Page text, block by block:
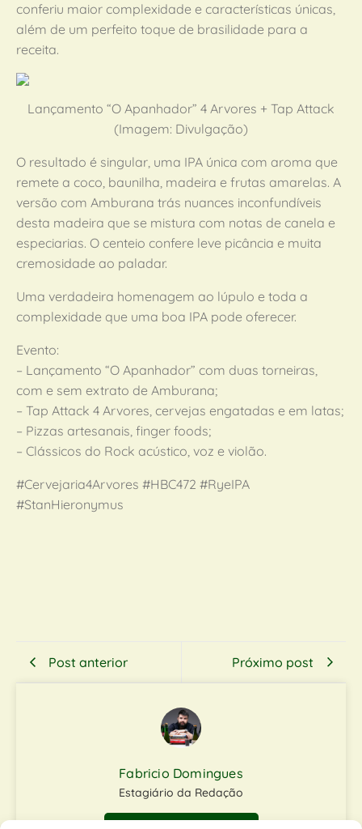
conferiu maior complexidade e características únicas,
além de um perfeito toque de brasilidade para a
receita.
Lançamento “O Apanhador” 4 Arvores + Tap Attack
(Imagem: Divulgação)
O resultado é singular, uma IPA única com aroma que
remete a coco, baunilha, madeira e frutas amarelas. A
versão com Amburana trás nuances inconfundíveis
desta madeira que se mistura com notas de canela e
especiarias. O centeio confere leve picância e muita
cremosidade ao paladar.
Uma verdadeira homenagem ao lúpulo e toda a
complexidade que uma boa IPA pode oferecer.
Evento:
– Lançamento “O Apanhador” com duas torneiras,
com e sem extrato de Amburana;
– Tap Attack 4 Arvores, cervejas engatadas e em latas;
– Pizzas artesanais, finger foods;
– Clássicos do Rock acústico, voz e violão.
#Cervejaria4Arvores #HBC472 #RyeIPA
#StanHieronymus
Post anterior Próximo post
Fabricio Domingues
Estagiário da Redação